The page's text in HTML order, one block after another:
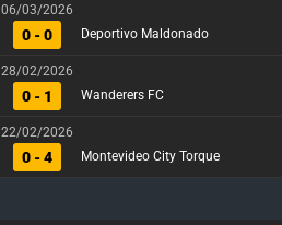
06/03/2026
0 - 0 Deportivo Maldonado
28/02/2026
0 - 1 Wanderers FC
22/02/2026
0 - 4 Montevideo City Torque